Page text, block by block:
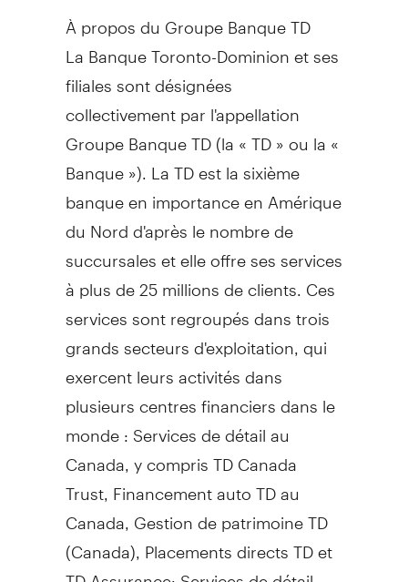
À propos du Groupe Banque TD
La Banque Toronto-Dominion et ses
filiales sont désignées
collectivement par l'appellation
Groupe Banque TD (la « TD » ou la «
Banque »). La TD est la sixième
banque en importance en Amérique
du Nord d'après le nombre de
succursales et elle offre ses services
à plus de 25 millions de clients. Ces
services sont regroupés dans trois
grands secteurs d'exploitation, qui
exercent leurs activités dans
plusieurs centres financiers dans le
monde : Services de détail au
Canada , y compris TD Canada
Trust, Financement auto TD au
Canada Gestion depatrimoine TD
(Canada), Placements directs TD et
TD Assurance; Services de détail